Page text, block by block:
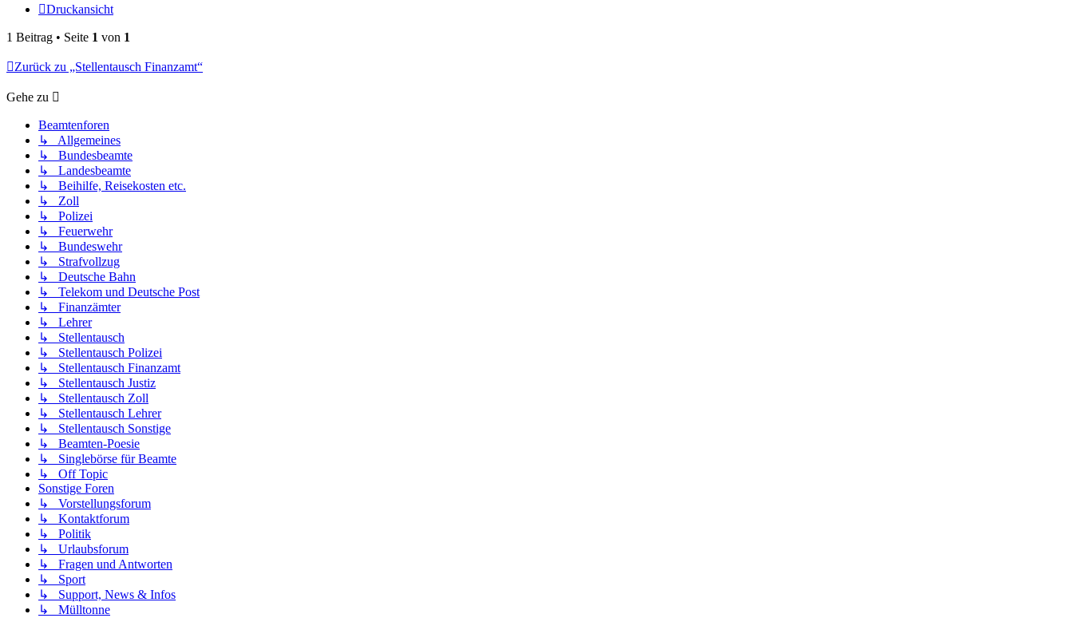
Druckansicht
1 Beitrag • Seite 1 von 1
Zurück zu „Stellentausch Finanzamt“
Gehe zu
Beamtenforen
↳ Allgemeines
↳ Bundesbeamte
↳ Landesbeamte
↳ Beihilfe, Reisekosten etc.
↳ Zoll
↳ Polizei
↳ Feuerwehr
↳ Bundeswehr
↳ Strafvollzug
↳ Deutsche Bahn
↳ Telekom und Deutsche Post
↳ Finanzämter
↳ Lehrer
↳ Stellentausch
↳ Stellentausch Polizei
↳ Stellentausch Finanzamt
↳ Stellentausch Justiz
↳ Stellentausch Zoll
↳ Stellentausch Lehrer
↳ Stellentausch Sonstige
↳ Beamten-Poesie
↳ Singlebörse für Beamte
↳ Off Topic
Sonstige Foren
↳ Vorstellungsforum
↳ Kontaktforum
↳ Politik
↳ Urlaubsforum
↳ Fragen und Antworten
↳ Sport
↳ Support, News & Infos
↳ Mülltonne